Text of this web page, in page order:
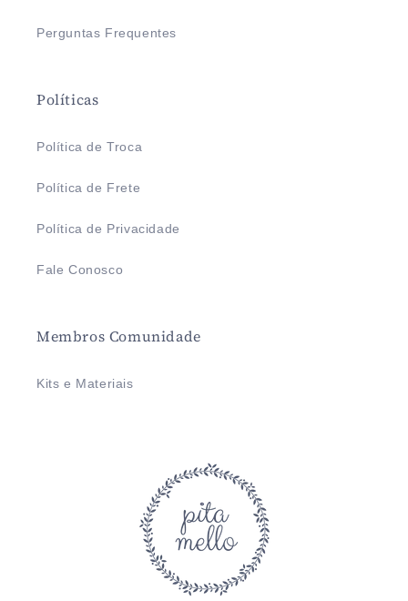
Perguntas Frequentes
Políticas
Política de Troca
Política de Frete
Política de Privacidade
Fale Conosco
Membros Comunidade
Kits e Materiais